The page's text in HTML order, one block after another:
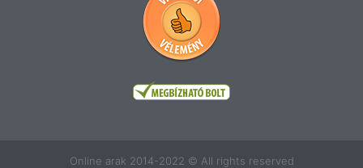
Online arak 2014-2022 © All rights reserved